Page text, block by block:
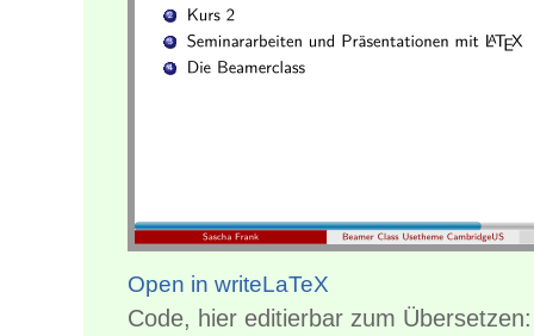
Open in writeLaTeX
Code, hier editierbar zum Übersetzen: